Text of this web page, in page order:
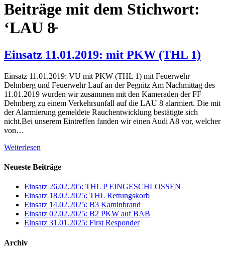
Beiträge mit dem Stichwort:
‘LAU 8̵
Einsatz 11.01.2019: mit PKW (THL 1)
Einsatz 11.01.2019: VU mit PKW (THL 1) mit Feuerwehr
Dehnberg und Feuerwehr Lauf an der Pegnitz Am Nachmittag des
11.01.2019 wurden wir zusammen mit den Kameraden der FF
Dehnberg zu einem Verkehrsunfall auf die LAU 8 alarmiert. Die mit
der Alarmierung gemeldete Rauchentwicklung bestätigte sich
nicht.Bei unserem Eintreffen fanden wir einen Audi A8 vor, welcher
von…
Weiterlesen
Neueste Beiträge
Einsatz 26.02.205: THL P EINGESCHLOSSEN
Einsatz 18.02.2025: THL Rettungskorb
Einsatz 14.02.2025: B3 Kaminbrand
Einsatz 02.02.2025: B2 PKW auf BAB
Einsatz 31.01.2025: First Responder
Archiv